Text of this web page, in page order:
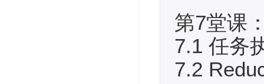
第7堂课
7.1 任务
7.2